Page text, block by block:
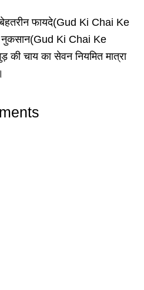
फायदे(Gud Ki Chai Ke
Ki Chai Ke
की चाय का सेवन नियमित मात्रा